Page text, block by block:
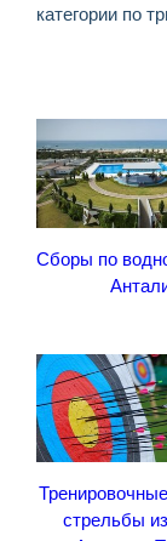
категории по
Сборы по
стрельбы